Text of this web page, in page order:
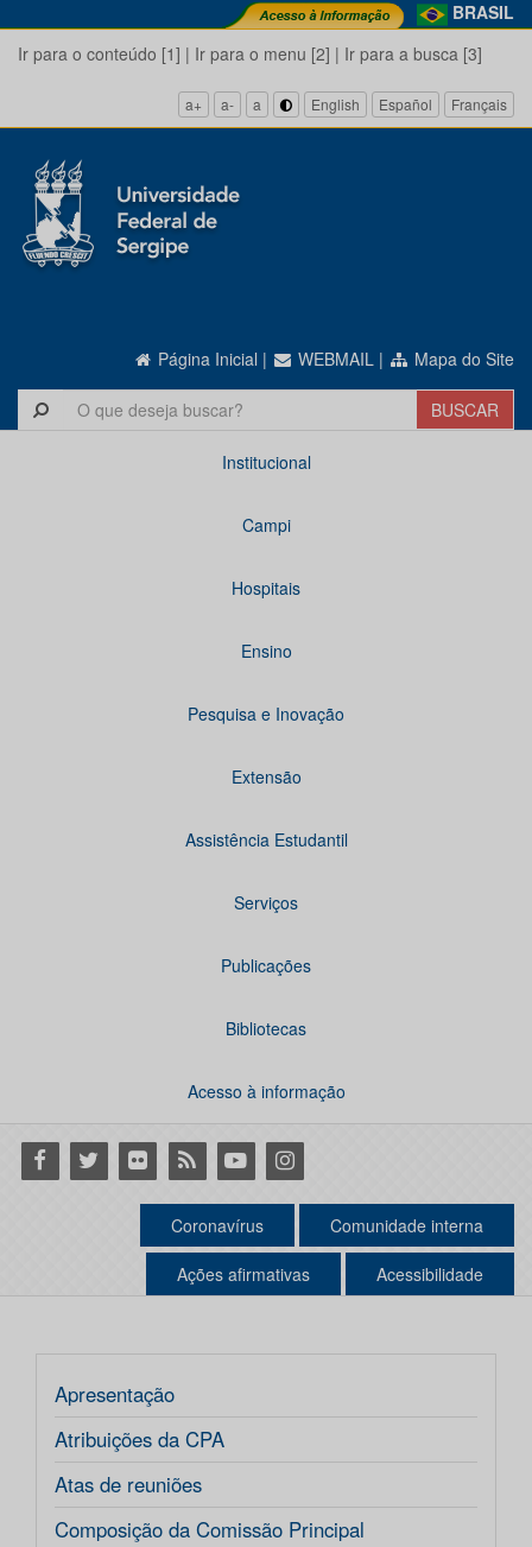
BRASIL
Ir para o conteúdo [1] | Ir para o menu [2] | Ir para a busca [3]
a+ a- a English Español Français
Página Inicial | WEBMAIL | Mapa do Site
Institucional
Campi
Hospitais
Ensino
Pesquisa e Inovação
Extensão
Assistência Estudantil
Serviços
Publicações
Bibliotecas
Acesso à informação
Facebook
Twitter Flickr RSS YoutubeInstagram
Coronavírus Comunidade interna
Ações afirmativas Acessibilidade
Apresentação
Atribuições da CPA
Atas de reuniões
Composição da Comissão Principal